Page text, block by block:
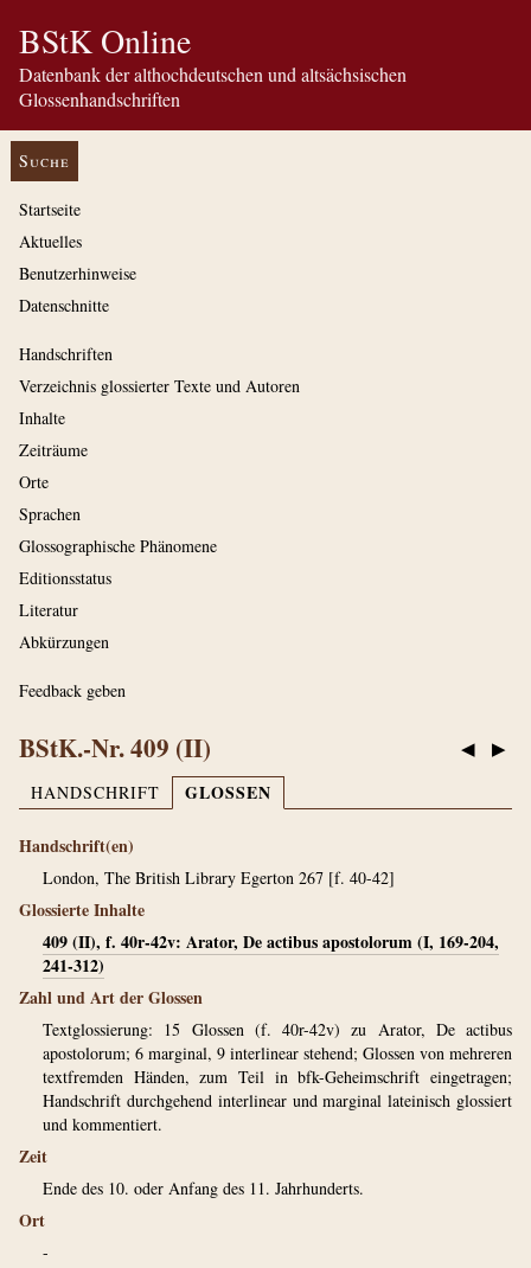
BStK Online
Datenbank der althochdeutschen und altsächsischen
Glossenhandschriften
Suche
Startseite
Aktuelles
Benutzerhinweise
Datenschnitte
Handschriften
Verzeichnis glossierter Texte und Autoren
Inhalte
Zeiträume
Orte
Sprachen
Glossographische Phänomene
Editionsstatus
Literatur
Abkürzungen
Feedback geben
◀ ▶
BStK.-Nr. 409 (II)
HANDSCHRIFT GLOSSEN
Handschrift(en)
London, The British Library Egerton 267 [f. 40-42]
Glossierte Inhalte
409 (II), f. 40r-42v: Arator, De actibus apostolorum (I, 169-204,
241-312)
Zahl und Art der Glossen
Textglossierung: 15 Glossen (f. 40r-42v) zu Arator, De actibus
apostolorum; 6 marginal, 9 interlinear stehend; Glossen von mehreren
textfremden Händen, zum Teil in bfk-Geheimschrift eingetragen;
Handschrift durchgehend interlinear und marginal lateinisch glossiert
und kommentiert.
Zeit
Ende des 10. oder Anfang des 11. Jahrhunderts.
Ort
-